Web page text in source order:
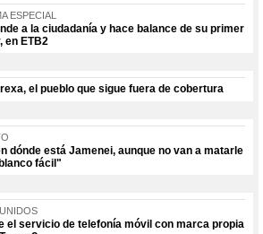
ESPECIAL
a la ciudadanía y hace balance de su primer
en ETB2
el pueblo que sigue fuera de cobertura
dónde está Jamenei, aunque no van a matarle
fácil"
el servicio de telefonía móvil con marca propia